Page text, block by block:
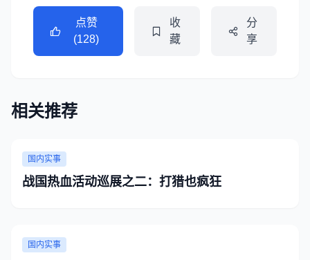
点赞
(128)
收
藏
分
享
相关推荐
国内实事
战国热血活动巡展之二：打猎也疯狂
国内实事